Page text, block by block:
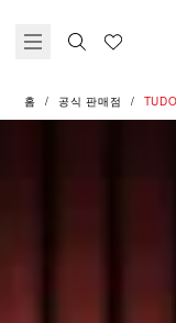
홈 공식 판매점